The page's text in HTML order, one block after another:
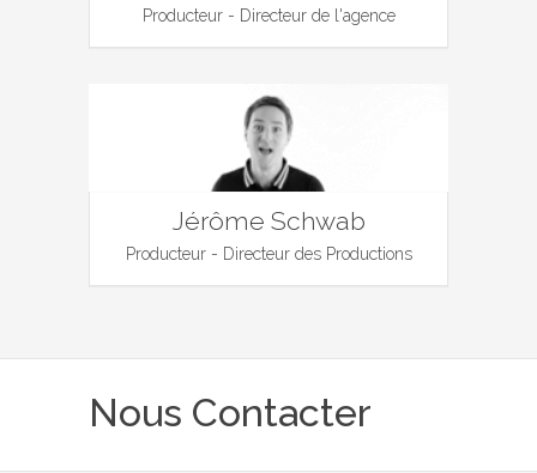
Producteur - Directeur de l'agence
Jérôme Schwab
Producteur - Directeur des Productions
Nous Contacter